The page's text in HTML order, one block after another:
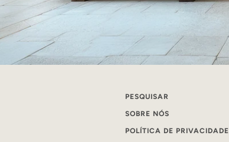
PESQUISAR
SOBRE NÓS
POLÍTICA DE PRIVACIDADE